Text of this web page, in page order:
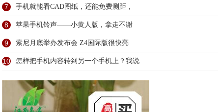
7 手机就能看CAD图纸，还能免费测距，
8 苹果手机铃声——小黄人版，拿走不谢
9 索尼月底举办发布会 Z4国际版很快亮
10 怎样把手机内容转到另一个手机上？我说